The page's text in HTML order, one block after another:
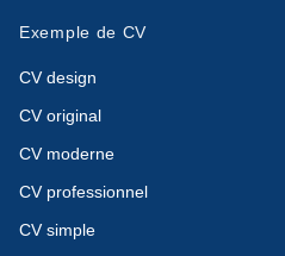
Exemple de CV
CV design
CV original
CV moderne
CV professionnel
CV simple